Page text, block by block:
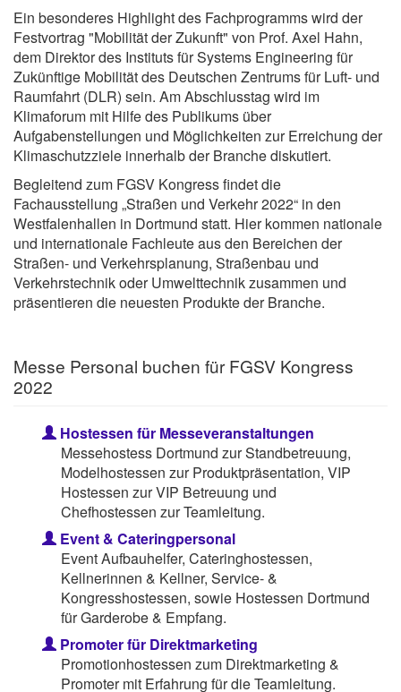
Ein besonderes Highlight des Fachprogramms wird der
Festvortrag "Mobilität der Zukunft" von Prof. Axel Hahn,
dem Direktor des Instituts für Systems Engineering für
Zukünftige Mobilität des Deutschen Zentrums für Luft- und
Raumfahrt (DLR) sein. Am Abschlusstag wird im
Klimaforum mit Hilfe des Publikums über
Aufgabenstellungen und Möglichkeiten zur Erreichung der
Klimaschutzziele innerhalb der Branche diskutiert.
Begleitend zum FGSV Kongress findet die
Fachausstellung „Straßen und Verkehr 2022“ in den
Westfalenhallen in Dortmund statt. Hier kommen nationale
und internationale Fachleute aus den Bereichen der
Straßen- und Verkehrsplanung, Straßenbau und
Verkehrstechnik oder Umwelttechnik zusammen und
präsentieren die neuesten Produkte der Branche.
Messe Personal buchen für FGSV Kongress
2022
Hostessen für Messeveranstaltungen
Messehostess Dortmund zur Standbetreuung,
Modelhostessen zur Produktpräsentation, VIP
Hostessen zur VIP Betreuung und
Chefhostessen zur Teamleitung.
Event & Cateringpersonal
Event Aufbauhelfer, Cateringhostessen,
Kellnerinnen & Kellner, Service- &
Kongresshostessen, sowie Hostessen Dortmund
für Garderobe & Empfang.
Promoter für Direktmarketing
Promotionhostessen zum Direktmarketing &
Promoter mit Erfahrung für die Teamleitung.